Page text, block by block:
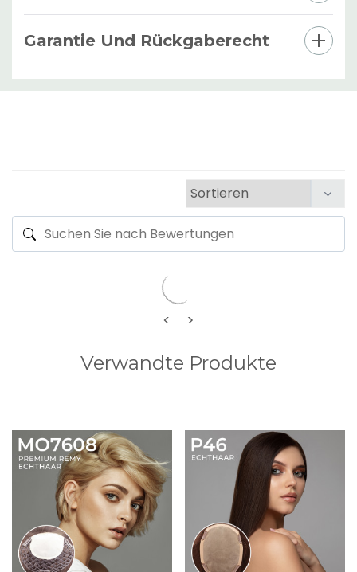
Garantie Und Rückgaberecht
< >
Verwandte Produkte